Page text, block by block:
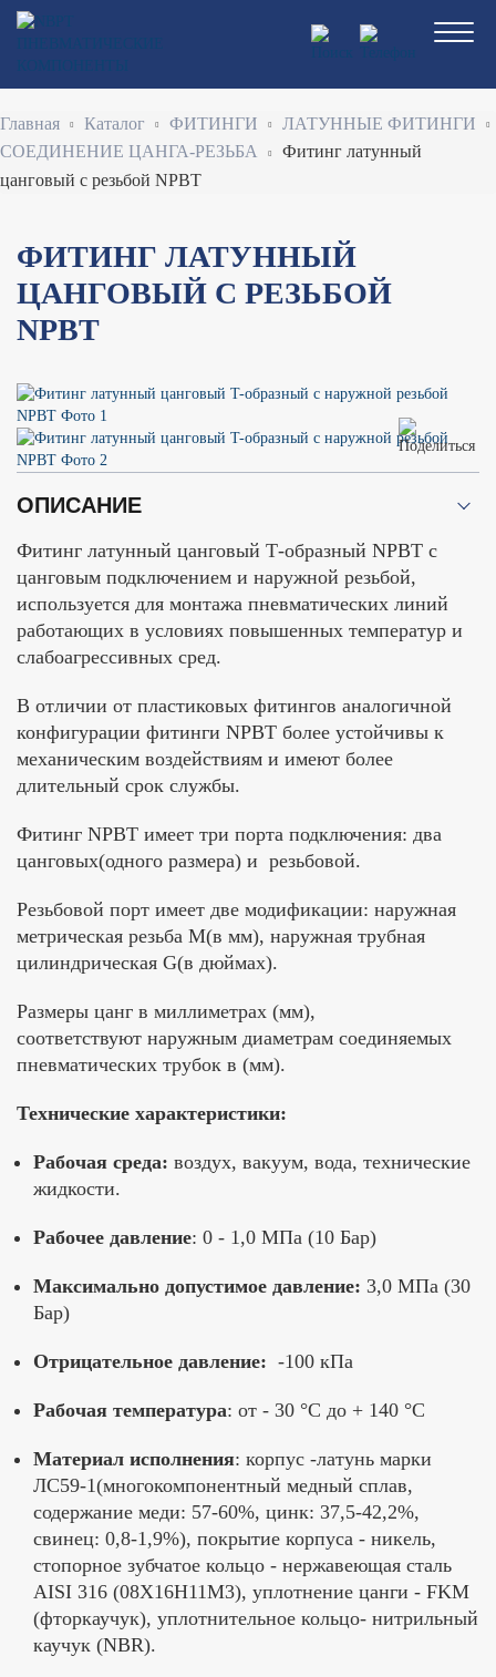
Перейти
Строка
навигации
Главная Каталог ФИТИНГИ
ЛАТУННЫЕ ФИТИНГИ
СОЕДИНЕНИЕ ЦАНГА-РЕЗЬБА
Фитинг латунный
цанговый с резьбой NPBT
ФИТИНГ ЛАТУННЫЙ
ЦАНГОВЫЙ С РЕЗЬБОЙ
NPBT
ОПИСАНИЕ
Фитинг латунный цанговый Т-образный NPBT c
цанговым подключением и наружной резьбой,
используется для монтажа пневматических линий
работающих в условиях повышенных температур и
слабоагрессивных сред.
В отличии от пластиковых фитингов аналогичной
конфигурации фитинги NPBT более устойчивы к
механическим воздействиям и имеют более
длительный срок службы.
Фитинг NPBT имеет три порта подключения: два
цанговых(одного размера) и резьбовой.
Резьбовой порт имеет две модификации: наружная
метрическая резьба М(в мм), наружная трубная
цилиндрическая G(в дюймах).
Размеры цанг в миллиметрах (мм),
соответствуют наружным диаметрам соединяемых
пневматических трубок в (мм).
Технические характеристики:
Рабочая среда: воздух, вакуум, вода, технические
жидкости.
Рабочее давление: 0 - 1,0 МПа (10 Бар)
Максимально допустимое давление: 3,0 МПа (30
Бар)
Отрицательное давление: -100 кПа
Рабочая температура: от - 30 °C до + 140 °C
Материал исполнения: корпус -латунь марки
ЛС59-1(многокомпонентный медный сплав,
содержание меди: 57-60%, цинк: 37,5-42,2%,
свинец: 0,8-1,9%), покрытие корпуса - никель,
стопорное зубчатое кольцо - нержавеющая сталь
AISI 316 (08Х16Н11М3), уплотнение цанги - FKM
(фторкаучук), уплотнительное кольцо- нитрильный
каучук (NBR).